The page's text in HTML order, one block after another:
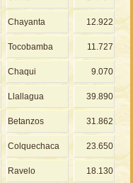
Chayanta 12.922
Tocobamba 11.727
Chaqui 9.070
Llallagua 39.890
Betanzos 31.862
Colquechaca 23.650
Ravelo 18.130